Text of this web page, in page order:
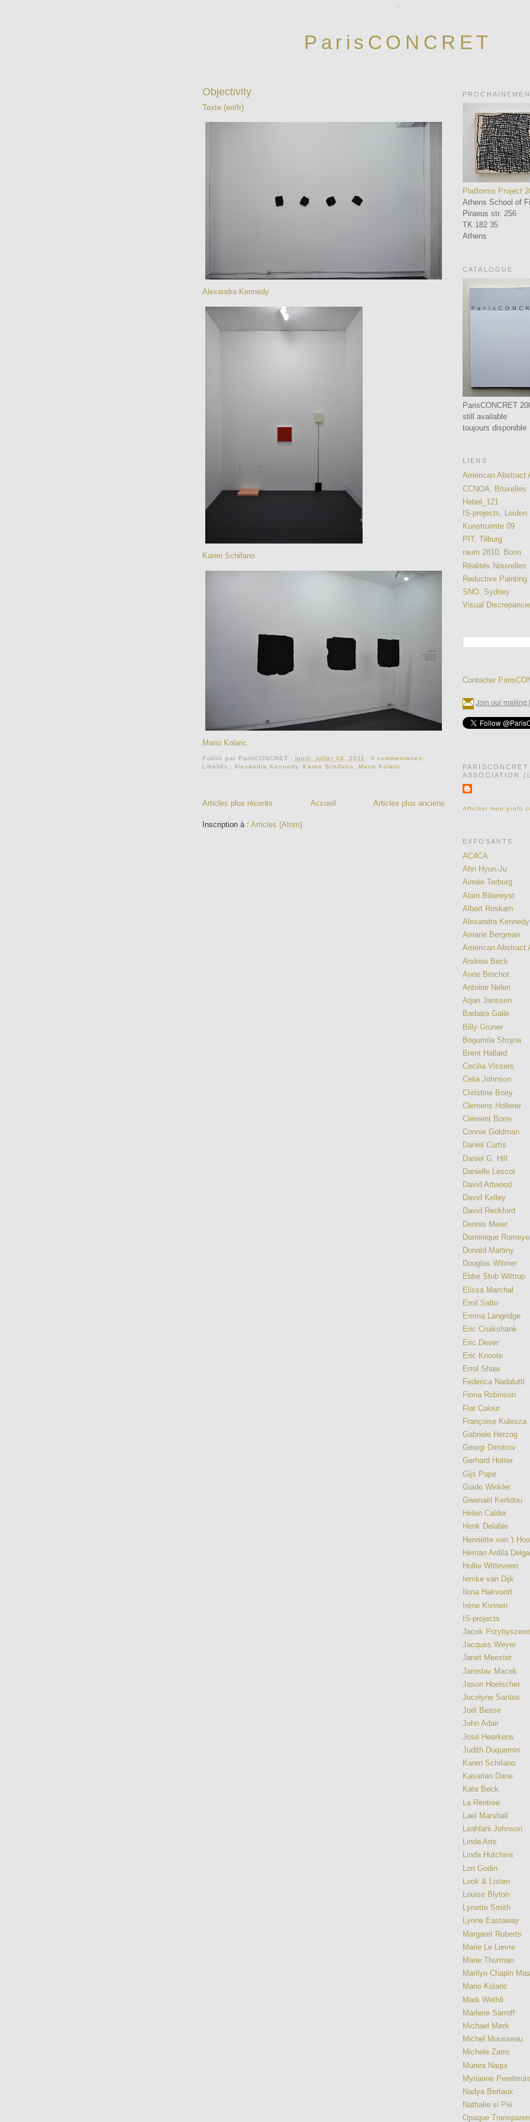
.
ParisCONCRET
Objectivity
Texte (en/fr)
Alexandra Kennedy
Karen Schifano
Mario Kolaric
Publié par ParisCONCRET -lundi, juillet 04, 2011
0 commentaires
Libellés :Alexandra Kennedy,Karen Schifano ,Mario Kolaric
Articles plus récents Articles plus anciens
Accueil
Inscription à : Articles (Atom)
Platforms Project
Athens School of
Piraeus str. 256
TK 182 35
Athens
CATALOGUE
ParisCONCRET
still available
toujours disponible
LIENS
American Abstract
CCNOA, Bruxelles
Hebel_121
IS-projects, Leiden
Kunstruimte 09
PIT, Tilburg
raum 2810, Bonn
Réalités Nouvelles
Reductive Painting
SNO, Sydney
Visual
Contacter
Join our mailing
PARISCONCRET
ASSOCIATION
Afficher mon profil
EXPOSANTS
AC4CA
Ahn Hyun-Ju
Aimée Terburg
Alain Biltereyst
Albert Roskam
Alexandra Kennedy
Amarie Bergman
American Abstract
Andrew Beck
Anne Brochot
Antoine Nelen
Arjan Janssen
Barbara Gaile
Billy Gruner
Bogumila Strojna
Brent Hallard
Cecilia Vissers
Celia Johnson
Christine Boiry
Clemens Hollerer
Clément Borre
Connie Goldman
Daniel Curtis
Daniel G. Hill
Danielle Lescot
David Attwood
David Kelley
David Reckford
Dennis Meier
Dominique
Donald Martiny
Douglas Witmer
Ebbe Stub Wittrup
Elissa Marchal
Emil Salto
Emma Langridge
Eric Cruikshank
Eric Dever
Eric Knoote
Errol Shaw
Federica Nadalutti
Fiona Robinson
Flat Colour
Françoise Kulesza
Gabriele Herzog
Georgi Dimitrov
Gerhard Hotter
Gijs Pape
Guido Winkler
Gwenaël Kerlidou
Helen Calder
Henk Delabie
Henriëtte van 't
Hernan Ardila
Hollie Witteveen
Iemke van Dijk
Ilona Hakvoort
Irène Kivinen
IS-projects
Jacek
Jacques Weyer
Janet Meester
Jaroslav Macek
Jason Hoelscher
Jocelyne Santos
Joël Besse
John Adair
José Heerkens
Judith Duquemin
Karen Schifano
Kasarian Dane
Kate Beck
La Rentrée
Lael Marshall
Leahlani Johnson
Linda Arts
Linda Hutchins
Lon Godin
Look & Listen
Louise Blyton
Lynette Smith
Lynne Eastaway
Margaret Roberts
Marie Le Lievre
Marie Thurman
Marilyn Chapin
Mario Kolaric
Mark Wethli
Marlene Sarroff
Michael Mørk
Michel Mousseau
Michele Zarro
Munira Naqui
Myrianne
Nadya Bertaux
Nathalie si Pié
Opaque